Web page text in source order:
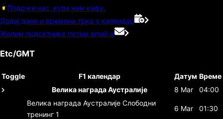
Подржи нас, купи нам кафу.
Додај дане и времена трка у календар
Желим подсетнике путем email-а
Etc/GMT
Toggle F1 календар Датум Време
Велика награда Аустралије
8 Mar
04:00
Велика награда Аустралије Слободни
тренинг 1
6 Mar 01:30